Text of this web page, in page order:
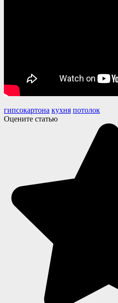
гипсокартона кухня потолок
Оцените статью